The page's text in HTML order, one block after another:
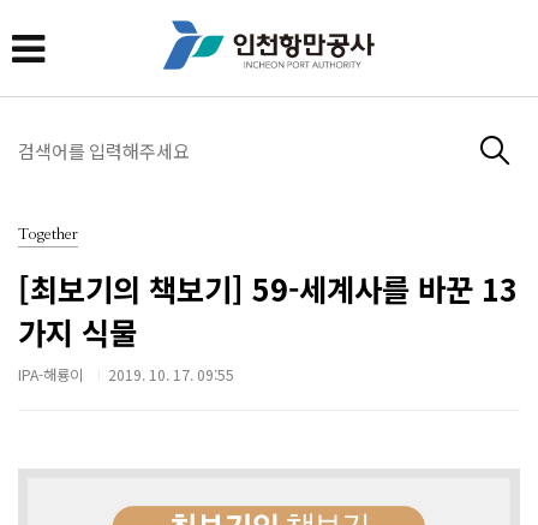
Together
[최보기의 책보기] 59-세계사를 바꾼 13
가지 식물
IPA-해룡이 2019. 10. 17. 09:55